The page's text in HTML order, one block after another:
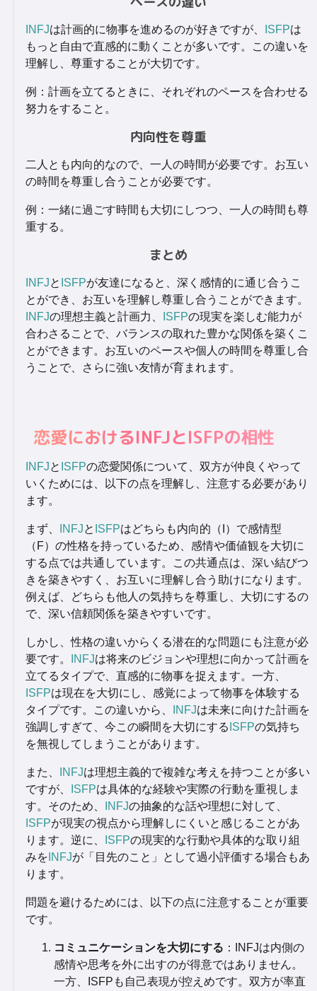
INFJは計画的に物事を進めるのが好きですが、 ISFPは
もっと自由で直感的に動くことが多いです。この違いを
理解し、尊重することが大切です。
例：計画を立てるときに、それぞれのペースを合わせる
努力をすること。
内向性を尊重
二人とも内向的なので、一人の時間が必要です。お互い
の時間を尊重し合うことが必要です。
例：一緒に過ごす時間も大切にしつつ、一人の時間も尊
重する。
まとめ
INFJと ISFPが友達になると、深く感情的に通じ合うこ
とができ、お互いを理解し尊重し合うことができます。
INFJの理想主義と計画力、 ISFPの現実を楽しむ能力が
合わさることで、バランスの取れた豊かな関係を築くこ
とができます。お互いのペースや個人の時間を尊重し合
うことで、さらに強い友情が育まれます。
恋愛におけるINFJとISFPの相性
INFJと ISFPの恋愛関係について、双方が仲良くやって
いくためには、以下の点を理解し、注意する必要があり
ます。
まず、 INFJと ISFPはどちらも内向的（I）で感情型
（F）の性格を持っているため、感情や価値観を大切に
する点では共通しています。この共通点は、深い結びつ
きを築きやすく、お互いに理解し合う助けになります。
例えば、どちらも他人の気持ちを尊重し、大切にするの
で、深い信頼関係を築きやすいです。
しかし、性格の違いからくる潜在的な問題にも注意が必
要です。
INFJは将来のビジョンや理想に向かって計画を
立てるタイプで、直感的に物事を捉えます。一方、
ISFPは現在を大切にし、感覚によって物事を体験する
タイプです。この違いから、
INFJは未来に向けた計画を
強調しすぎて、今この瞬間を大切にする ISFPの気持ち
を無視してしまうことがあります。
また、 INFJは理想主義的で複雑な考えを持つことが多い
ですが、
ISFPは具体的な経験や実際の行動を重視しま
す。そのため、
INFJの抽象的な話や理想に対して、
ISFPが現実の視点から理解しにくいと感じることがあ
ります。逆に、
ISFPの現実的な行動や具体的な取り組
みを INFJが「目先のこと」として過小評価する場合もあ
ります。
問題を避けるためには、以下の点に注意することが重要
です。
コミュニケーションを大切にする ：INFJは内側の
感情や思考を外に出すのが得意ではありません。
一方、ISFPも自己表現が控えめです。双方が率直